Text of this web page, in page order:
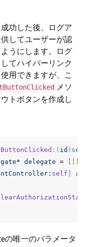
功した後、ログア
してユーザーが認
うにします。ログ
てハイパーリンク
用できますが、こ
メソ
トボタンを作成し
:( id )
* delegate =
self
の唯一のパラメータ